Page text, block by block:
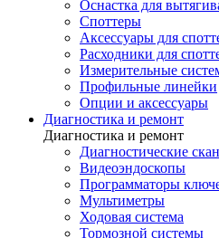
Оснастка для
Споттеры
Аксессуары для
Расходники для
Измерительные
Профильные линейки
Опции и аксессуары
Диагностика и ремонт
Диагностика и ремонт
Диагностические
Видеоэндоскопы
Программаторы
Мультиметры
Ходовая система
Тормозной системы